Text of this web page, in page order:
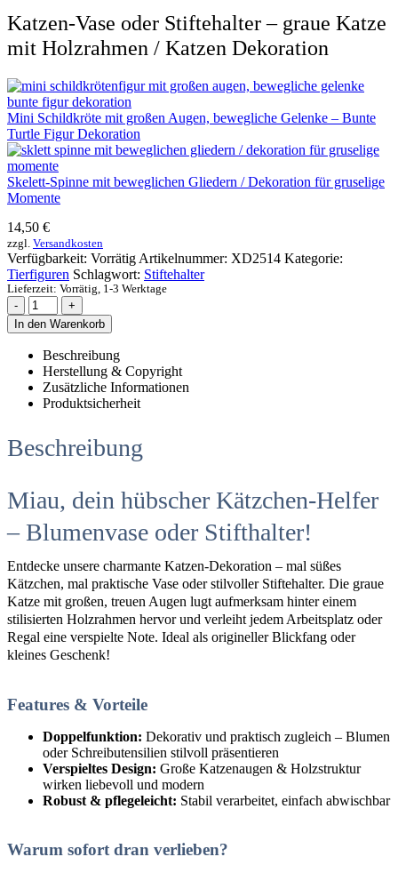
Katzen-Vase oder Stiftehalter – graue Katze
mit Holzrahmen / Katzen Dekoration
Mini Schildkröte mit großen Augen, bewegliche Gelenke – Bunte
Turtle Figur Dekoration
Skelett-Spinne mit beweglichen Gliedern / Dekoration für gruselige
Momente
14,50 €
zzgl. Versandkosten
Verfügbarkeit: Vorrätig Artikelnummer: XD2514 Kategorie:
Tierfiguren Schlagwort: Stiftehalter
Lieferzeit: Vorrätig, 1-3 Werktage
-
+
In den Warenkorb
Beschreibung
Herstellung & Copyright
Zusätzliche Informationen
Produktsicherheit
Beschreibung
Miau, dein hübscher Kätzchen-Helfer
– Blumenvase oder Stifthalter!
Entdecke unsere charmante Katzen-Dekoration – mal süßes
Kätzchen, mal praktische Vase oder stilvoller Stiftehalter. Die graue
Katze mit großen, treuen Augen lugt aufmerksam hinter einem
stilisierten Holzrahmen hervor und verleiht jedem Arbeitsplatz oder
Regal eine verspielte Note. Ideal als origineller Blickfang oder
kleines Geschenk!
Features & Vorteile
Doppelfunktion: Dekorativ und praktisch zugleich – Blumen
oder Schreibutensilien stilvoll präsentieren
Verspieltes Design: Große Katzenaugen & Holzstruktur
wirken liebevoll und modern
Robust & pflegeleicht: Stabil verarbeitet, einfach abwischbar
Warum sofort dran verlieben?